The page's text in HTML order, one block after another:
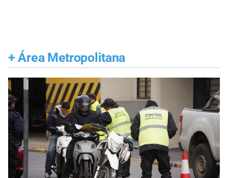
+ Área Metropolitana